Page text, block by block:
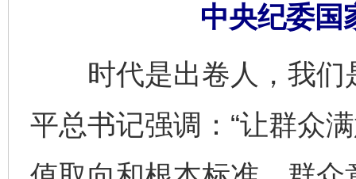
中央纪委国
时代是出卷人，我们
平总书记强调：“让群众